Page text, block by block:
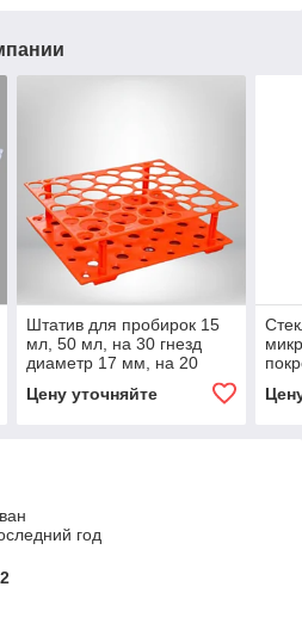
Штатив для пробирок 15
мл, 50 мл, на 30 гнезд
диаметр 17 мм, на 20
гнезд диаметр 28 мм, ABS
пластик, оранжевый
Цену уточняйте
год